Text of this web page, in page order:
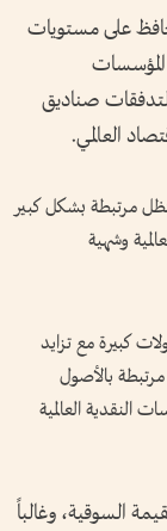
على مستويات
المؤسسات
لتدفقات صناديق
العالمي.
مرتبطة بشكل كبير
وشهية
كبيرة مع تزايد
بالأصول
النقدية العالمية
السوقية، وغالباً